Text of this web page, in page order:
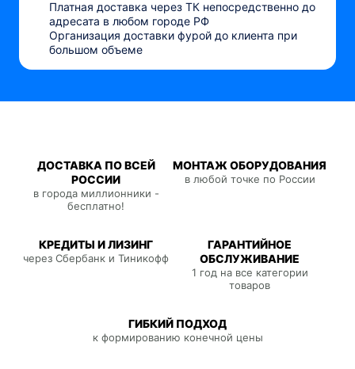
Платная доставка через ТК непосредственно до
адресата в любом городе РФ
Организация доставки фурой до клиента при
большом объеме
ДОСТАВКА ПО ВСЕЙ
РОССИИ
в города миллионники -
бесплатно!
МОНТАЖ ОБОРУДОВАНИЯ
в любой точке по России
КРЕДИТЫ И ЛИЗИНГ
через Сбербанк и Тиникофф
ГАРАНТИЙНОЕ
ОБСЛУЖИВАНИЕ
1 год на все категории
товаров
ГИБКИЙ ПОДХОД
к формированию конечной цены